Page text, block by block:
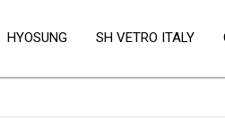
HYOSUNG SH VETRO ITALY